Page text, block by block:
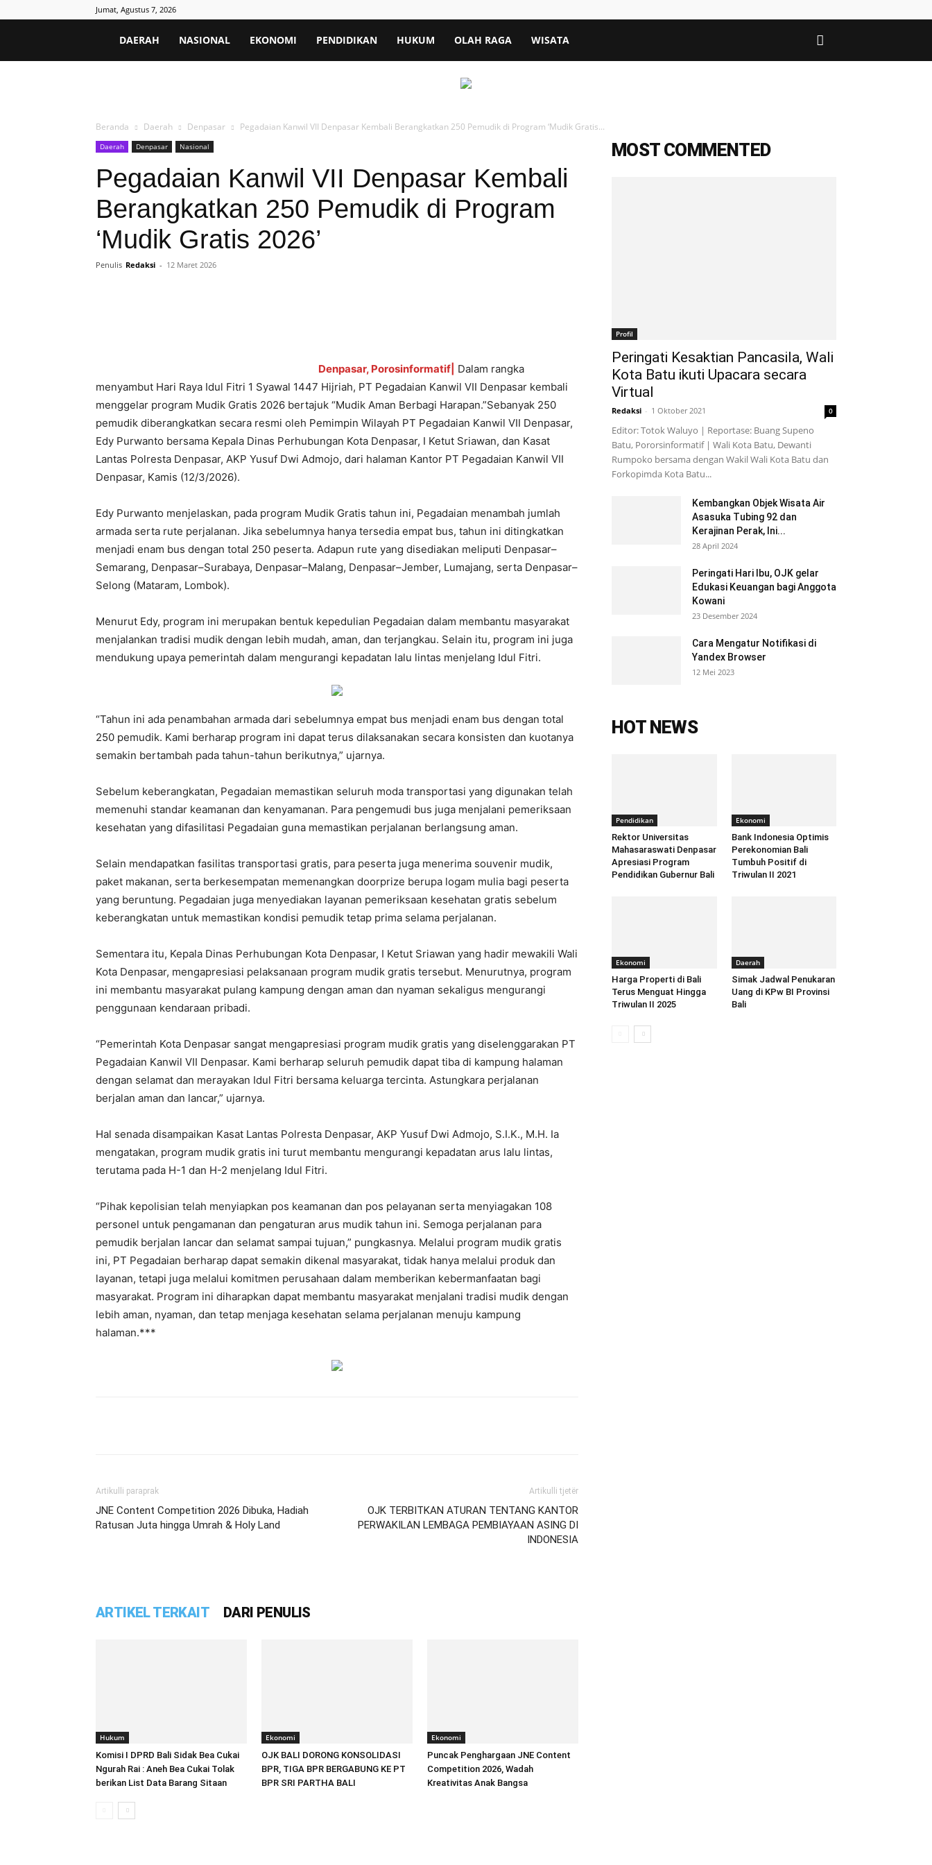
Jumat, Agustus 7, 2026
Poros
DAERAH NASIONAL EKONOMI PENDIDIKAN HUKUM OLAH RAGA WISATA
Beranda Daerah Denpasar Pegadaian Kanwil VII Denpasar Kembali Berangkatkan 250 Pemudik di Program ‘Mudik Gratis...
Daerah Denpasar Nasional
Pegadaian Kanwil VII Denpasar Kembali
Berangkatkan 250 Pemudik di Program
‘Mudik Gratis 2026’
Penulis Redaksi - 12 Maret 2026
Denpasar, Porosinformatif| Dalam rangka
menyambut Hari Raya Idul Fitri 1 Syawal 1447 Hijriah, PT Pegadaian Kanwil VII Denpasar kembali
menggelar program Mudik Gratis 2026 bertajuk “Mudik Aman Berbagi Harapan.”Sebanyak 250
pemudik diberangkatkan secara resmi oleh Pemimpin Wilayah PT Pegadaian Kanwil VII Denpasar,
Edy Purwanto bersama Kepala Dinas Perhubungan Kota Denpasar, I Ketut Sriawan, dan Kasat
Lantas Polresta Denpasar, AKP Yusuf Dwi Admojo, dari halaman Kantor PT Pegadaian Kanwil VII
Denpasar, Kamis (12/3/2026).
Edy Purwanto menjelaskan, pada program Mudik Gratis tahun ini, Pegadaian menambah jumlah
armada serta rute perjalanan. Jika sebelumnya hanya tersedia empat bus, tahun ini ditingkatkan
menjadi enam bus dengan total 250 peserta. Adapun rute yang disediakan meliputi Denpasar–
Semarang, Denpasar–Surabaya, Denpasar–Malang, Denpasar–Jember, Lumajang, serta Denpasar–
Selong (Mataram, Lombok).
Menurut Edy, program ini merupakan bentuk kepedulian Pegadaian dalam membantu masyarakat
menjalankan tradisi mudik dengan lebih mudah, aman, dan terjangkau. Selain itu, program ini juga
mendukung upaya pemerintah dalam mengurangi kepadatan lalu lintas menjelang Idul Fitri.
“Tahun ini ada penambahan armada dari sebelumnya empat bus menjadi enam bus dengan total
250 pemudik. Kami berharap program ini dapat terus dilaksanakan secara konsisten dan kuotanya
semakin bertambah pada tahun-tahun berikutnya,” ujarnya.
Sebelum keberangkatan, Pegadaian memastikan seluruh moda transportasi yang digunakan telah
memenuhi standar keamanan dan kenyamanan. Para pengemudi bus juga menjalani pemeriksaan
kesehatan yang difasilitasi Pegadaian guna memastikan perjalanan berlangsung aman.
Selain mendapatkan fasilitas transportasi gratis, para peserta juga menerima souvenir mudik,
paket makanan, serta berkesempatan memenangkan doorprize berupa logam mulia bagi peserta
yang beruntung. Pegadaian juga menyediakan layanan pemeriksaan kesehatan gratis sebelum
keberangkatan untuk memastikan kondisi pemudik tetap prima selama perjalanan.
Sementara itu, Kepala Dinas Perhubungan Kota Denpasar, I Ketut Sriawan yang hadir mewakili Wali
Kota Denpasar, mengapresiasi pelaksanaan program mudik gratis tersebut. Menurutnya, program
ini membantu masyarakat pulang kampung dengan aman dan nyaman sekaligus mengurangi
penggunaan kendaraan pribadi.
“Pemerintah Kota Denpasar sangat mengapresiasi program mudik gratis yang diselenggarakan PT
Pegadaian Kanwil VII Denpasar. Kami berharap seluruh pemudik dapat tiba di kampung halaman
dengan selamat dan merayakan Idul Fitri bersama keluarga tercinta. Astungkara perjalanan
berjalan aman dan lancar,” ujarnya.
Hal senada disampaikan Kasat Lantas Polresta Denpasar, AKP Yusuf Dwi Admojo, S.I.K., M.H. Ia
mengatakan, program mudik gratis ini turut membantu mengurangi kepadatan arus lalu lintas,
terutama pada H-1 dan H-2 menjelang Idul Fitri.
“Pihak kepolisian telah menyiapkan pos keamanan dan pos pelayanan serta menyiagakan 108
personel untuk pengamanan dan pengaturan arus mudik tahun ini. Semoga perjalanan para
pemudik berjalan lancar dan selamat sampai tujuan,” pungkasnya. Melalui program mudik gratis
ini, PT Pegadaian berharap dapat semakin dikenal masyarakat, tidak hanya melalui produk dan
layanan, tetapi juga melalui komitmen perusahaan dalam memberikan kebermanfaatan bagi
masyarakat. Program ini diharapkan dapat membantu masyarakat menjalani tradisi mudik dengan
lebih aman, nyaman, dan tetap menjaga kesehatan selama perjalanan menuju kampung
halaman.***
Artikulli paraprak
JNE Content Competition 2026 Dibuka, Hadiah
Ratusan Juta hingga Umrah & Holy Land
Artikulli tjetër
OJK TERBITKAN ATURAN TENTANG KANTOR
PERWAKILAN LEMBAGA PEMBIAYAAN ASING DI
INDONESIA
ARTIKEL TERKAIT DARI PENULIS
Hukum
Komisi I DPRD Bali Sidak Bea Cukai
Ngurah Rai : Aneh Bea Cukai Tolak
berikan List Data Barang Sitaan
Ekonomi
OJK BALI DORONG KONSOLIDASI
BPR, TIGA BPR BERGABUNG KE PT
BPR SRI PARTHA BALI
Ekonomi
Puncak Penghargaan JNE Content
Competition 2026, Wadah
Kreativitas Anak Bangsa
MOST COMMENTED
Profil
Peringati Kesaktian Pancasila, Wali
Kota Batu ikuti Upacara secara
Virtual
Redaksi - 1 Oktober 2021 0
Editor: Totok Waluyo | Reportase: Buang Supeno
Batu, Pororsinformatif | Wali Kota Batu, Dewanti
Rumpoko bersama dengan Wakil Wali Kota Batu dan
Forkopimda Kota Batu...
Kembangkan Objek Wisata Air
Asasuka Tubing 92 dan
Kerajinan Perak, Ini...
28 April 2024
Peringati Hari Ibu, OJK gelar
Edukasi Keuangan bagi Anggota
Kowani
23 Desember 2024
Cara Mengatur Notifikasi di
Yandex Browser
12 Mei 2023
HOT NEWS
Pendidikan
Rektor Universitas
Mahasaraswati Denpasar
Apresiasi Program
Pendidikan Gubernur Bali
Ekonomi
Bank Indonesia Optimis
Perekonomian Bali
Tumbuh Positif di
Triwulan II 2021
Ekonomi
Harga Properti di Bali
Terus Menguat Hingga
Triwulan II 2025
Daerah
Simak Jadwal Penukaran
Uang di KPw BI Provinsi
Bali